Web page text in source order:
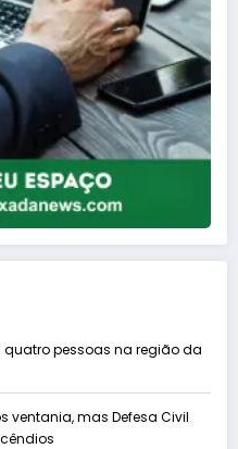
pessoas na região da
ventania, mas Defesa Civil